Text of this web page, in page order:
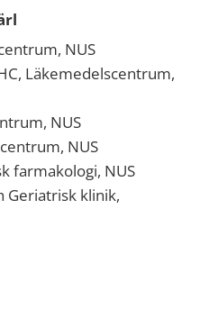
NUS
Läkemedelscentrum,
NUS
NUS
farmakologi, NUS
Geriatrisk klinik,